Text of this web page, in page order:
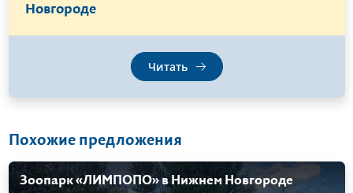
Новгороде
Читать
Похожие предложения
Зоопарк «ЛИМПОПО» в Нижнем Новгороде